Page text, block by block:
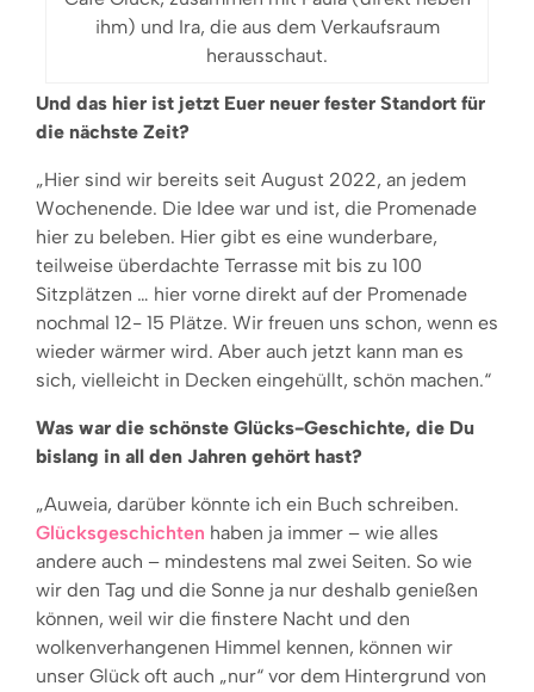
ihm) und Ira, die aus dem Verkaufsraum
herausschaut.
Und das hier ist jetzt Euer neuer fester Standort für
die nächste Zeit?
„Hier sind wir bereits seit August 2022, an jedem
Wochenende. Die Idee war und ist, die Promenade
hier zu beleben. Hier gibt es eine wunderbare,
teilweise überdachte Terrasse mit bis zu 100
Sitzplätzen … hier vorne direkt auf der Promenade
nochmal 12- 15 Plätze. Wir freuen uns schon, wenn es
wieder wärmer wird. Aber auch jetzt kann man es
sich, vielleicht in Decken eingehüllt, schön machen.“
Was war die schönste Glücks-Geschichte, die Du
bislang in all den Jahren gehört hast?
„Auweia, darüber könnte ich ein Buch schreiben.
Glücksgeschichten haben ja immer – wie alles
andere auch – mindestens mal zwei Seiten. So wie
wir den Tag und die Sonne ja nur deshalb genießen
können, weil wir die finstere Nacht und den
wolkenverhangenen Himmel kennen, können wir
unser Glück oft auch „nur“ vor dem Hintergrund von